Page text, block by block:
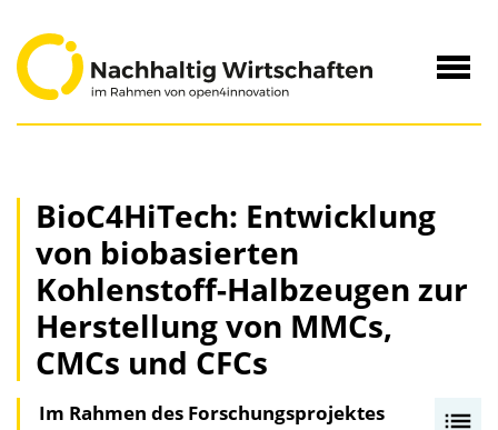
Inhalt
BioC4HiTech: Entwicklung
von biobasierten
Kohlenstoff-Halbzeugen zur
Herstellung von MMCs,
CMCs und CFCs
Im Rahmen des Forschungsprojektes